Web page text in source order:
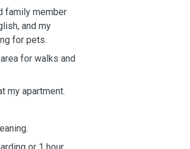
family member
and my
for pets.
for walks and
my apartment.